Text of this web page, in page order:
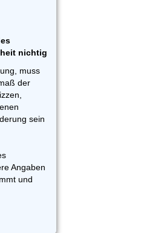
nichtig
muss
der
sein
Angaben
und